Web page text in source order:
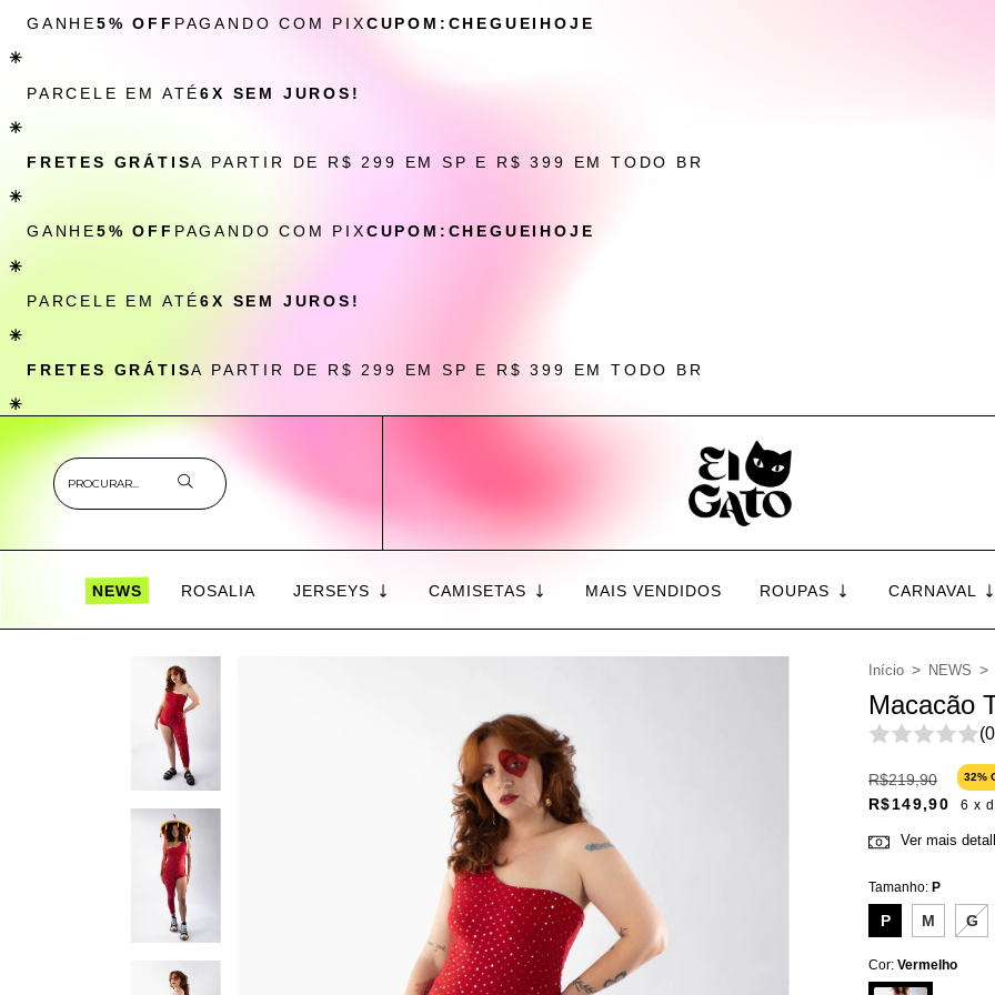
GANHE5% OFF PAGANDO COM PIXCUPOM:CHEGUEIHOJE
✳
PARCELE EM ATÉ6X SEM JUROS!
✳
FRETES GRÁTISA PARTIR DE R$ 299 EM SP E R$ 399 EM TODO BR
✳
GANHE5% OFF PAGANDO COM PIXCUPOM:CHEGUEIHOJE
✳
PARCELE EM ATÉ6X SEM JUROS!
✳
FRETES GRÁTISA PARTIR DE R$ 299 EM SP E R$ 399 EM TODO BR
✳
NEWS ROSALIA JERSEYS CAMISETAS MAIS VENDIDOS ROUPAS CARNAVAL
Início > NEWS >
Macacão
R$219,90 32%
R$149,90 6 x
Ver mais
Tamanho: P
P M G
Cor: Vermelho